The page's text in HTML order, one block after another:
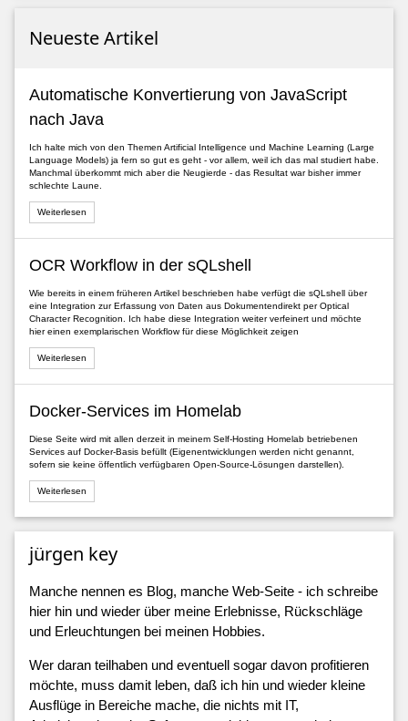
Neueste Artikel
Automatische Konvertierung von JavaScript
nach Java
Ich halte mich von den Themen Artificial Intelligence und Machine Learning (Large
Language Models) ja fern so gut es geht - vor allem, weil ich das mal studiert habe.
Manchmal überkommt mich aber die Neugierde - das Resultat war bisher immer
schlechte Laune.
Weiterlesen
OCR Workflow in der sQLshell
Wie bereits in einem früheren Artikel beschrieben habe verfügt die sQLshell über
eine Integration zur Erfassung von Daten aus Dokumentendirekt per Optical
Character Recognition. Ich habe diese Integration weiter verfeinert und möchte
hier einen exemplarischen Workflow für diese Möglichkeit zeigen
Weiterlesen
Docker-Services im Homelab
Diese Seite wird mit allen derzeit in meinem Self-Hosting Homelab betriebenen
Services auf Docker-Basis befüllt (Eigenentwicklungen werden nicht genannt,
sofern sie keine öffentlich verfügbaren Open-Source-Lösungen darstellen).
Weiterlesen
jürgen key
Manche nennen es Blog, manche Web-Seite - ich schreibe
hier hin und wieder über meine Erlebnisse, Rückschläge
und Erleuchtungen bei meinen Hobbies.
Wer daran teilhaben und eventuell sogar davon profitieren
möchte, muss damit leben, daß ich hin und wieder kleine
Ausflüge in Bereiche mache, die nichts mit IT,